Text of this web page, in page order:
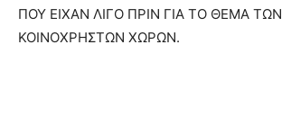
ΠΟΥ ΕΙΧΑΝ ΛΙΓΟ ΠΡΙΝ ΓΙΑ ΤΟ ΘΕΜΑ ΤΩΝ
ΚΟΙΝΟΧΡΗΣΤΩΝ ΧΩΡΩΝ.